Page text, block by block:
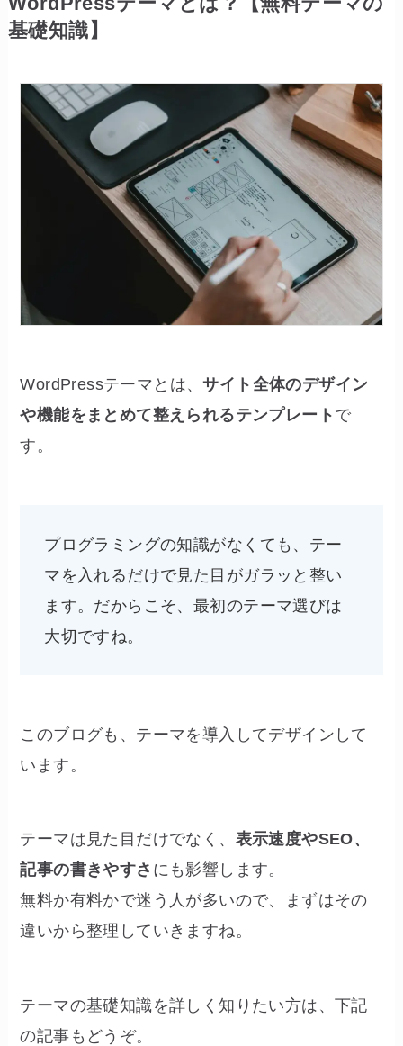
基礎知識】
WordPressテーマとは、サイト全体のデザイン
や機能をまとめて整えられるテンプレート で
す。
プログラミングの知識がなくても、テー
マを入れるだけで見た目がガラッと整い
ます。だからこそ、最初のテーマ選びは
大切ですね。
このブログも、テーマを導入してデザインして
います。
テーマは見た目だけでなく、 表示速度やSEO、
記事の書きやすさ にも影響します。
無料か有料かで迷う人が多いので、まずはその
違いから整理していきますね。
テーマの基礎知識を詳しく知りたい方は、下記
の記事もどうぞ。